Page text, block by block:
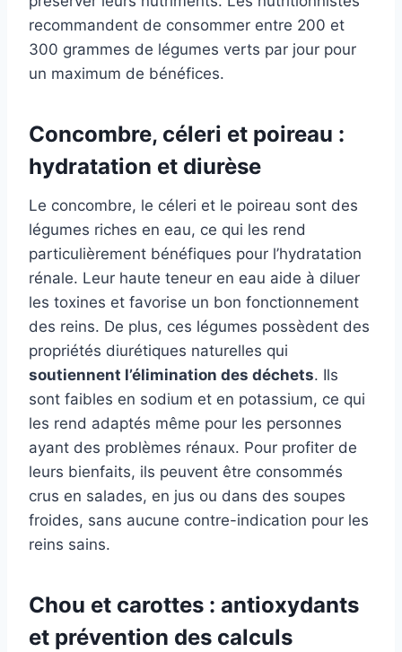
recommandent de consommer entre 200 et
300 grammes de légumes verts par jour pour
un maximum de bénéfices.
Concombre, céleri et poireau :
hydratation et diurèse
Le concombre, le céleri et le poireau sont des
légumes riches en eau, ce qui les rend
particulièrement bénéfiques pour l’hydratation
rénale. Leur haute teneur en eau aide à diluer
les toxines et favorise un bon fonctionnement
des reins. De plus, ces légumes possèdent des
propriétés diurétiques naturelles qui
soutiennent l’élimination des déchets. Ils
sont faibles en sodium et en potassium, ce qui
les rend adaptés même pour les personnes
ayant des problèmes rénaux. Pour profiter de
leurs bienfaits, ils peuvent être consommés
crus en salades, en jus ou dans des soupes
froides, sans aucune contre-indication pour les
reins sains.
Chou et carottes : antioxydants
et prévention des calculs